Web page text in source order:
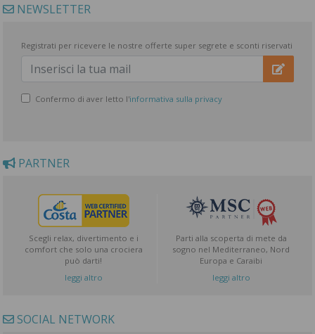
NEWSLETTER
Registrati per ricevere le nostre offerte super segrete e sconti riservati
Confermo di aver letto l'informativa sulla privacy
PARTNER
Scegli relax, divertimento e i
comfort che solo una crociera
può darti!
leggi altro
Parti alla scoperta di mete da
sogno nel Mediterraneo, Nord
Europa e Caraibi
leggi altro
SOCIAL NETWORK